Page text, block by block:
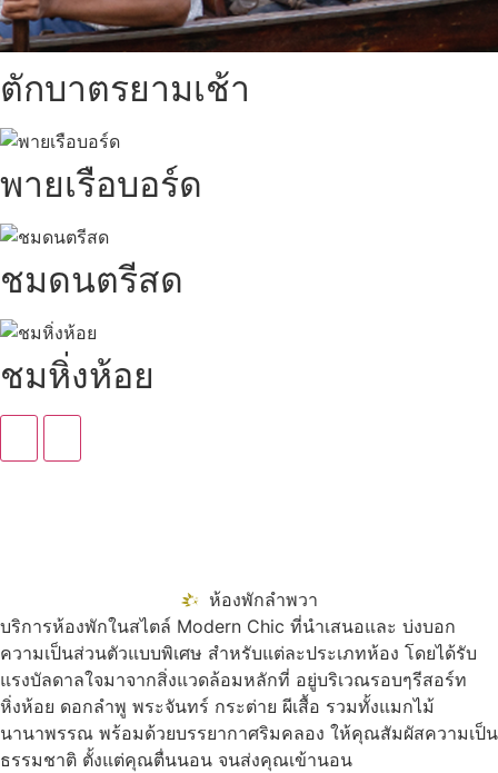
ตักบาตรยามเช้า
พายเรือบอร์ด
ชมดนตรีสด
ชมหิ่งห้อย
ห้องพักลำพวา
บริการห้องพักในสไตล์ Modern Chic ที่นำเสนอและ บ่งบอก
ความเป็นส่วนตัวแบบพิเศษ สำหรับแต่ละประเภทห้อง โดยได้รับ
แรงบัลดาลใจมาจากสิ่งแวดล้อมหลักที่ อยู่บริเวณรอบๆรีสอร์ท
หิ่งห้อย ดอกลำพู พระจันทร์ กระต่าย ผีเสื้อ รวมทั้งแมกไม้
นานาพรรณ พร้อมด้วยบรรยากาศริมคลอง ให้คุณสัมผัสความเป็น
ธรรมชาติ ตั้งแต่คุณตื่นนอน จนส่งคุณเข้านอน